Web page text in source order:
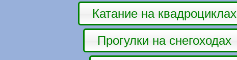
Катание на квадроциклах
Прогулки на снегоходах